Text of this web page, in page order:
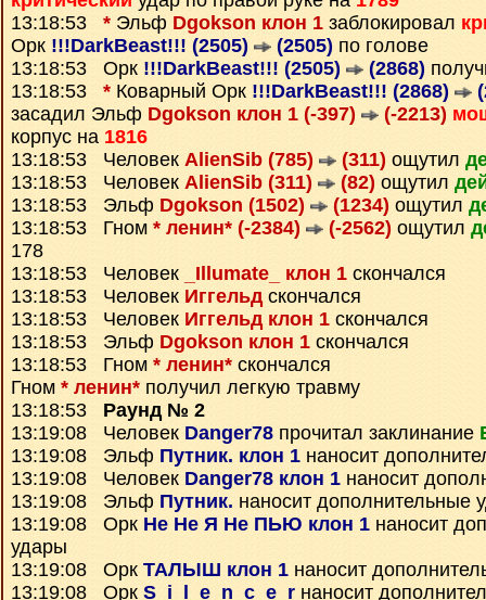
13:18:53 * Эльф Dgokson клон 1 заблокировал
Орк !!!DarkBeast!!! (2505) (2505) по голове
13:18:53 Орк !!!DarkBeast!!! (2505) (2868)
13:18:53 * Коварный Орк !!!DarkBeast!!! (2868)
засадил Эльф Dgokson клон 1 (-397) (-2213)
корпус на 1816
13:18:53 Человек AlienSib (785) (311) ощутил
13:18:53 Человек AlienSib (311) (82) ощутил
13:18:53 Эльф Dgokson (1502) (1234) ощутил
13:18:53 Гном * ленин* (-2384) (-2562) ощутил
178
13:18:53 Человек
_Illumate_ клон 1 скончался
13:18:53 Человек Иггельдскончался
13:18:53 Человек Иггельд клон 1 скончался
13:18:53 Эльф Dgokson клон 1 скончался
13:18:53 Гном * ленин* скончался
Гном * ленин* получил легкую травму
13:18:53 Раунд № 2
13:19:08 Человек Danger78 прочитал заклинание
13:19:08 Эльф Путник. клон 1 наносит
13:19:08 Человек Danger78 клон 1 наносит
13:19:08 Эльф Путник. наносит дополнительные
13:19:08 Орк Не Не Я Не ПЬЮ клон 1 наносит
удары
13:19:08 Орк ТАЛЫШ клон 1 наносит
13:19:08 Орк S_i_l_e_n_c_e_r наносит